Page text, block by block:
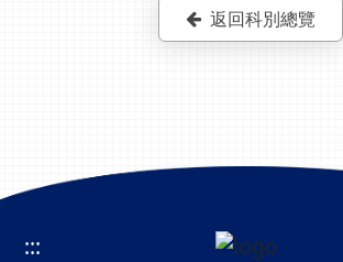
返回科別總覽
:::